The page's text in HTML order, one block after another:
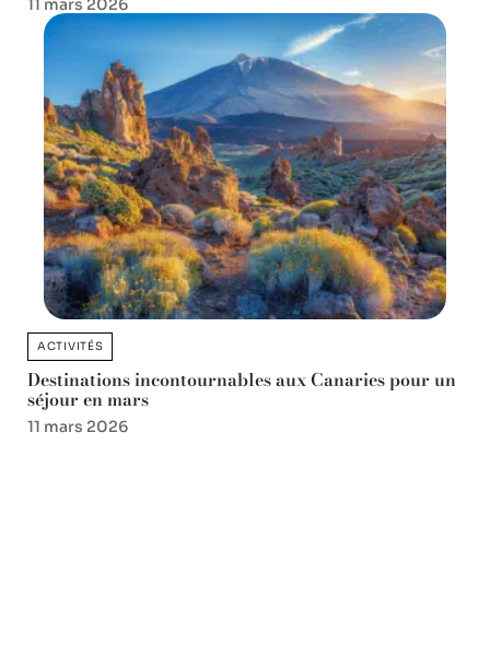
11 mars 2026
ACTIVITÉS
Destinations incontournables aux Canaries pour un
séjour en mars
11 mars 2026